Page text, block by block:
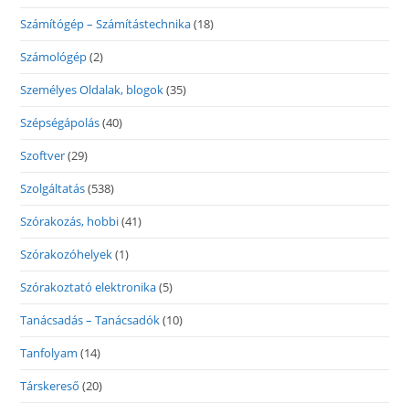
Számítógép – Számítástechnika(18)
Számológép(2)
Személyes Oldalak, blogok(35)
Szépségápolás(40)
Szoftver(29)
Szolgáltatás(538)
Szórakozás, hobbi(41)
Szórakozóhelyek(1)
Szórakoztató elektronika(5)
Tanácsadás – Tanácsadók(10)
Tanfolyam (14)
Társkereső (20)